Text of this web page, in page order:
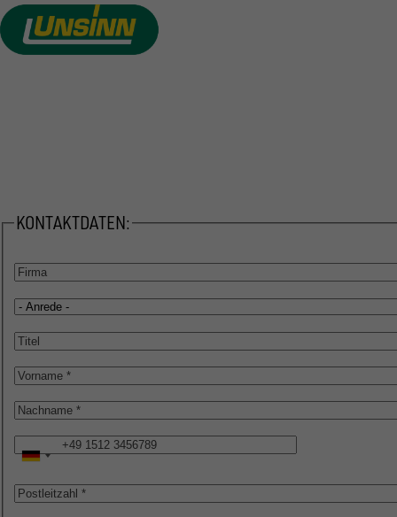
Direkt
zum
Inhalt
KONTAKTDATEN:
Firma
Anrede
Titel
Vorname
Nachname
Postleitzahl